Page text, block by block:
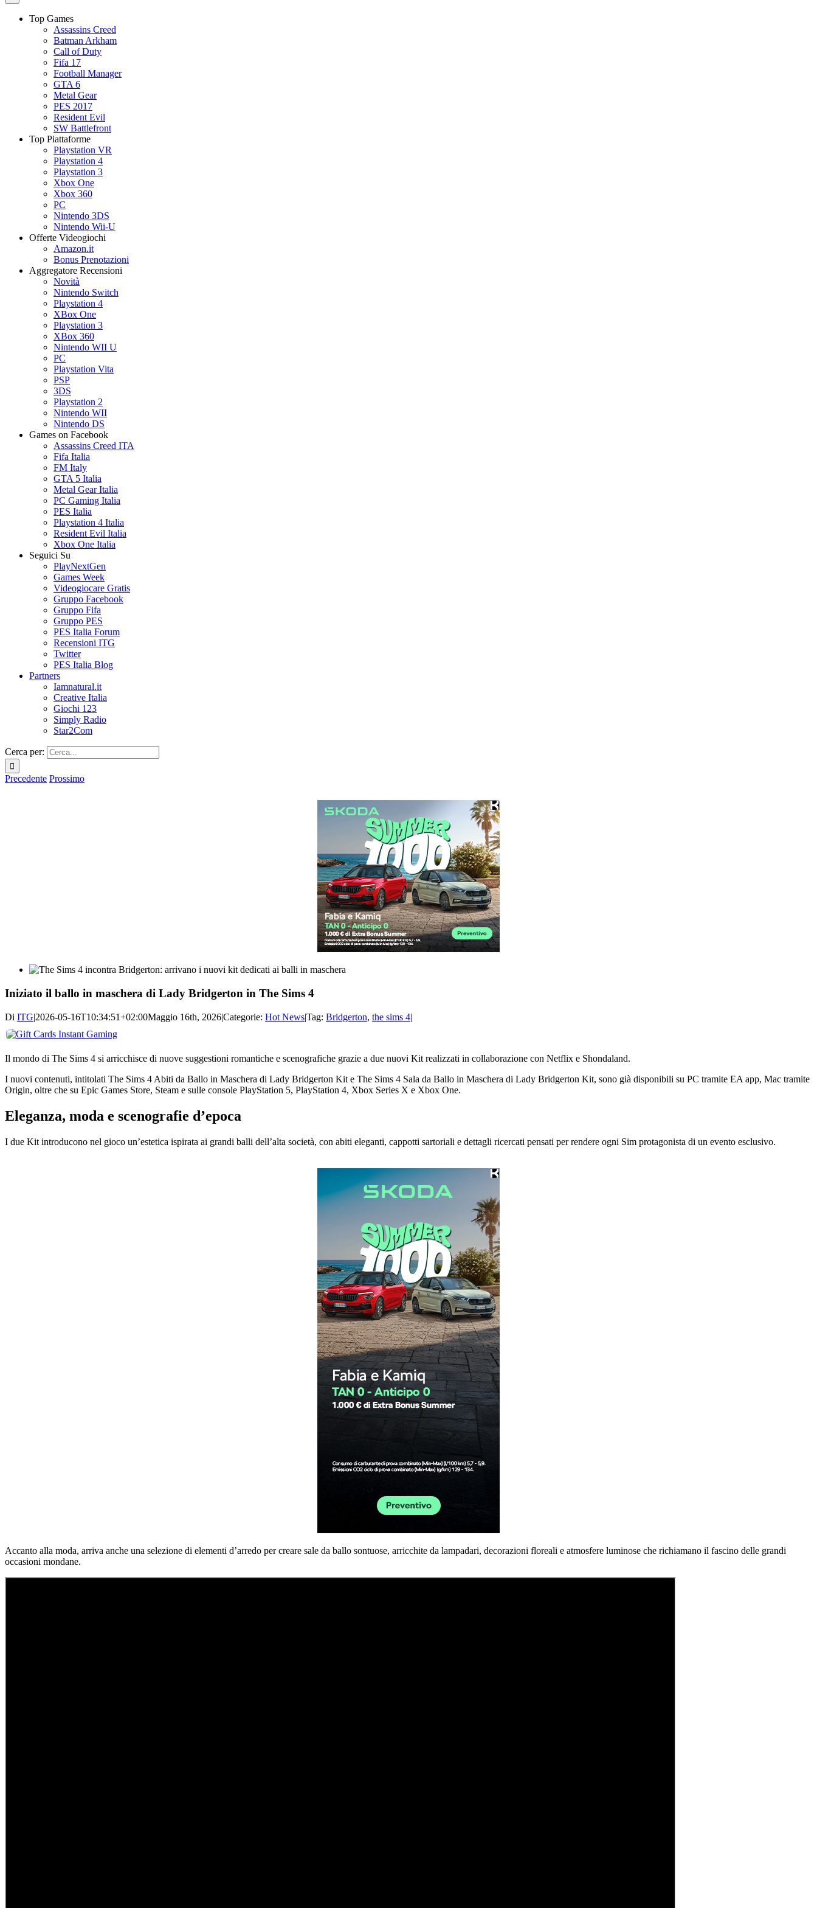
Top Games
Assassins Creed
Batman Arkham
Call of Duty
Fifa 17
Football Manager
GTA 6
Metal Gear
PES 2017
Resident Evil
SW Battlefront
Top Piattaforme
Playstation VR
Playstation 4
Playstation 3
Xbox One
Xbox 360
PC
Nintendo 3DS
Nintendo Wii-U
Offerte Videogiochi
Amazon.it
Bonus Prenotazioni
Aggregatore Recensioni
Novità
Nintendo Switch
Playstation 4
XBox One
Playstation 3
XBox 360
Nintendo WII U
PC
Playstation Vita
PSP
3DS
Playstation 2
Nintendo WII
Nintendo DS
Games on Facebook
Assassins Creed ITA
Fifa Italia
FM Italy
GTA 5 Italia
Metal Gear Italia
PC Gaming Italia
PES Italia
Playstation 4 Italia
Resident Evil Italia
Xbox One Italia
Seguici Su
PlayNextGen
Games Week
Videogiocare Gratis
Gruppo Facebook
Gruppo Fifa
Gruppo PES
PES Italia Forum
Recensioni ITG
Twitter
PES Italia Blog
Partners
Iamnatural.it
Creative Italia
Giochi 123
Simply Radio
Star2Com
Cerca per:
Precedente Prossimo
Iniziato il ballo in maschera di Lady Bridgerton in The Sims 4
Di ITG|2026-05-16T10:34:51+02:00Maggio 16th, 2026|Categorie: Hot News|Tag: Bridgerton, the sims 4|
Il mondo di The Sims 4 si arricchisce di nuove suggestioni romantiche e scenografiche grazie a due nuovi Kit realizzati in collaborazione con Netflix e Shondaland.
I nuovi contenuti, intitolati The Sims 4 Abiti da Ballo in Maschera di Lady Bridgerton Kit e The Sims 4 Sala da Ballo in Maschera di Lady Bridgerton Kit, sono già disponibili su PC tramite EA app, Mac tramite
Origin, oltre che su Epic Games Store, Steam e sulle console PlayStation 5, PlayStation 4, Xbox Series X e Xbox One.
Eleganza, moda e scenografie d’epoca
I due Kit introducono nel gioco un’estetica ispirata ai grandi balli dell’alta società, con abiti eleganti, cappotti sartoriali e dettagli ricercati pensati per rendere ogni Sim protagonista di un evento esclusivo.
Accanto alla moda, arriva anche una selezione di elementi d’arredo per creare sale da ballo sontuose, arricchite da lampadari, decorazioni floreali e atmosfere luminose che richiamano il fascino delle grandi
occasioni mondane.